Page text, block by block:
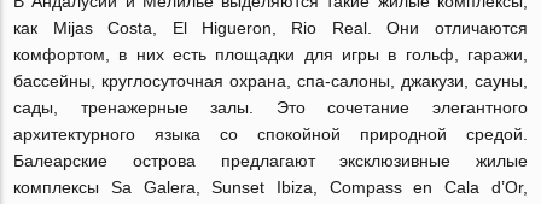
как Mijas Costa, El Higueron, Rio Real. Они отличаются
комфортом, в них есть площадки для игры в гольф, гаражи,
бассейны, круглосуточная охрана, спа-салоны, джакузи, сауны,
сады, тренажерные залы. Это сочетание элегантного
архитектурного языка со спокойной природной средой.
Балеарские острова предлагают эксклюзивные жилые
комплексы Sa Galera, Sunset Ibiza, Compass en Cala d’Or,